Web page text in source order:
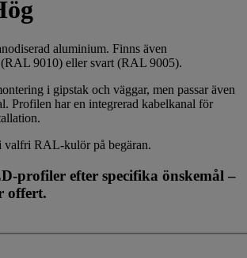
aluminium. Finns även
9010) eller svart (RAL 9005).
i gipstak och väggar, men passar även
Profilen har en integrerad kabelkanal för
valfri RAL-kulör på begäran.
profiler efter specifika önskemål –
offert.